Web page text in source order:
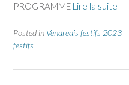
PROGRAMME Lire la suite
Posted in Vendredis festifs 2023
festifs